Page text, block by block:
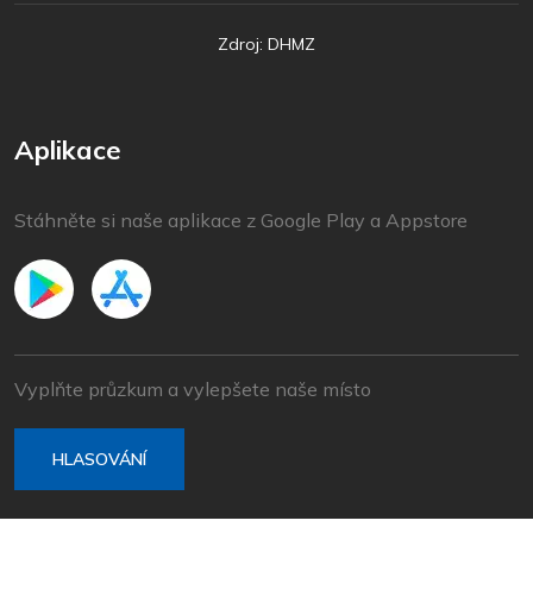
Zdroj: DHMZ
Aplikace
Stáhněte si naše aplikace z Google Play a Appstore
Vyplňte průzkum a vylepšete naše místo
HLASOVÁNÍ